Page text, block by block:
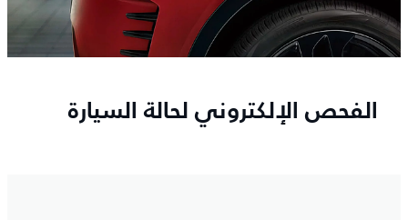
الفحص الإلكتروني لحالة السيارة